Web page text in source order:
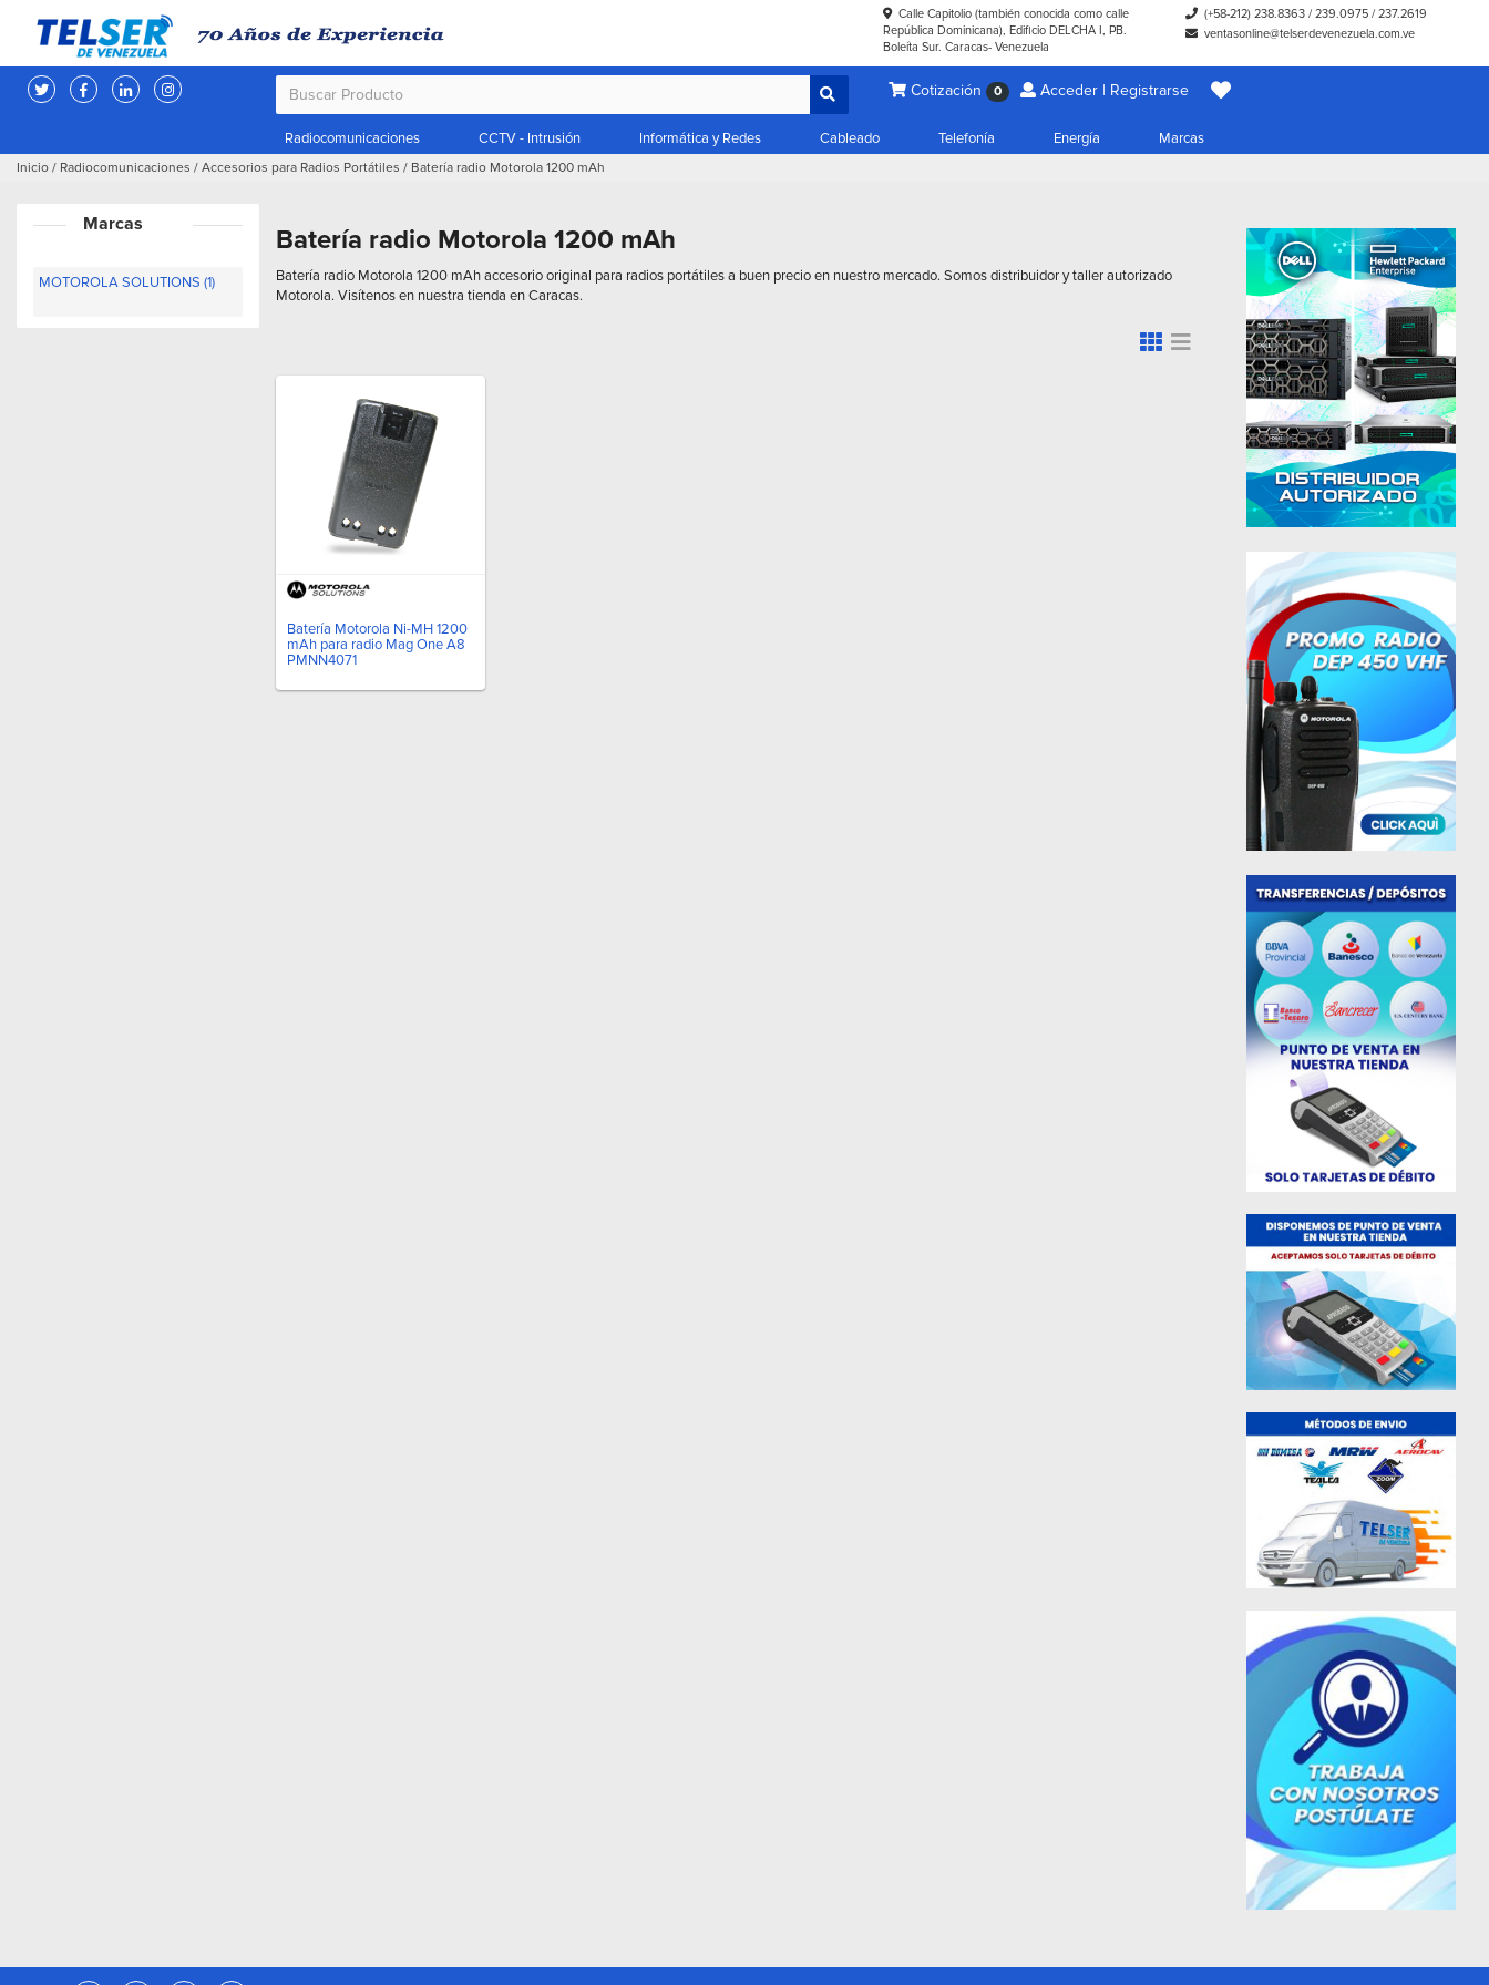
Calle Capitolio (también conocida como calle
República Dominicana), Edificio DELCHA I, PB.
Boleíta Sur. Caracas- Venezuela
(+58-212) 238.8363 /239.0975 /237.2619
ventasonline@telserdevenezuela.com.ve
Cotización 0 Acceder | Registrarse
Radiocomunicaciones CCTV - Intrusión Informática y Redes Cableado Telefonía Energía Marcas
Inicio / Radiocomunicaciones / Accesorios para Radios Portátiles / Batería radio Motorola 1200 mAh
Marcas
MOTOROLA SOLUTIONS (1)
Batería radio Motorola 1200 mAh
Batería radio Motorola 1200 mAh accesorio original para radios portátiles a buen precio en nuestro mercado. Somos distribuidor y taller autorizado
Motorola. Visítenos en nuestra tienda en Caracas.
Batería Motorola Ni-MH 1200
mAh para radio Mag One A8
PMNN4071